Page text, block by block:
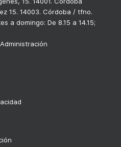
15. 14003. Córdoba / tfno.
a domingo: De 8.15 a 14.15;